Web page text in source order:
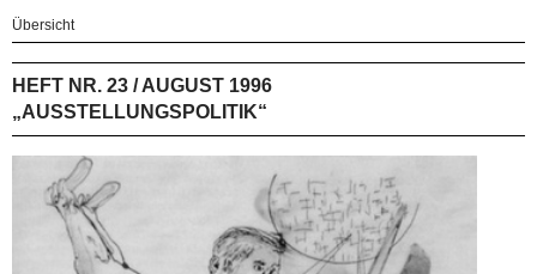
Übersicht
HEFT NR. 23 / AUGUST 1996
„AUSSTELLUNGSPOLITIK“